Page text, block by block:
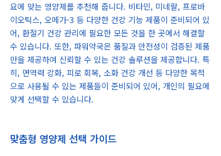
요에 맞는 영양제를 추천해 줍니다. 비타민, 미네랄, 프로바
이오틱스, 오메가-3 등 다양한 건강 기능 제품이 준비되어 있
어, 환절기 건강 관리에 필요한 모든 것을 한 곳에서 해결할
수 있습니다. 또한, 파워약국은 품질과 안전성이 검증된 제품
만을 제공하여 신뢰할 수 있는 건강 솔루션을 제공합니다. 특
히, 면역력 강화, 피로 회복, 소화 건강 개선 등 다양한 목적
으로 사용될 수 있는 제품들이 준비되어 있어, 개인의 필요에
맞게 선택할 수 있습니다.
맞춤형 영양제 선택 가이드